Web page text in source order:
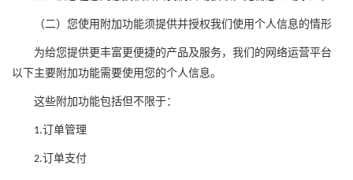
（二）您使用附加功能须提供并授权我们使用个人信息的情形
为给您提供更丰富更便捷的产品及服务，我们的网络运营平台
以下主要附加功能需要使用您的个人信息。
这些附加功能包括但不限于：
1.订单管理
2.订单支付